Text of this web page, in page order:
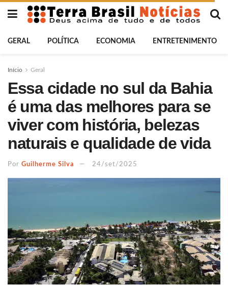
GERAL POLÍTICA ECONOMIA ENTRETENIMENTO
Início Geral
Essa cidade no sul da Bahia
é uma das melhores para se
viver com história, belezas
naturais e qualidade de vida
Por Guilherme Silva 24/set/2025